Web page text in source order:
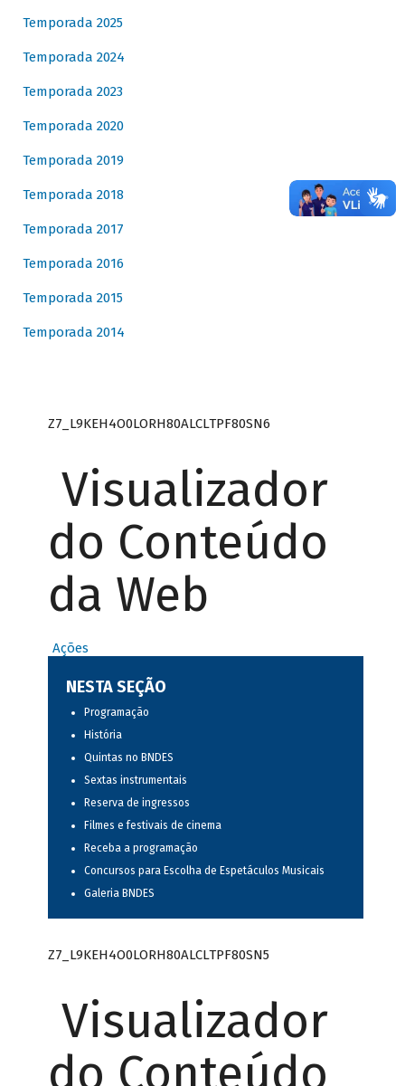
Temporada 2025
Temporada 2024
Temporada 2023
Temporada 2020
Temporada 2019
Temporada 2018
Temporada 2017
Temporada 2016
Temporada 2015
Temporada 2014
Z7_L9KEH4O0LORH80ALCLTPF80SN6
Visualizador
do Conteúdo
da Web
Ações
NESTA SEÇÃO
Programação
História
Quintas no BNDES
Sextas instrumentais
Reserva de ingressos
Filmes e festivais de cinema
Receba a programação
Concursos para Escolha de Espetáculos Musicais
Galeria BNDES
Z7_L9KEH4O0LORH80ALCLTPF80SN5
Visualizador
do Conteúdo